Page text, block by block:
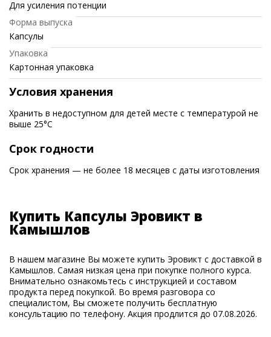
Для усиления потенции
Форма выпуска
Капсулы
Упаковка
Картонная упаковка
Условия хранения
Хранить в недоступном для детей месте с температурой не
выше 25°C
Срок годности
Срок хранения — не более 18 месяцев с даты изготовления
Купить Капсулы Эровикт в
Камышлов
В нашем магазине Вы можете купить Эровикт с доставкой в
Камышлов. Самая низкая цена при покупке полного курса.
Внимательно ознакомьтесь с инструкцией и составом
продукта перед покупкой. Во время разговора со
специалистом, Вы сможете получить бесплатную
консультацию по телефону. Акция продлится до 07.08.2026.